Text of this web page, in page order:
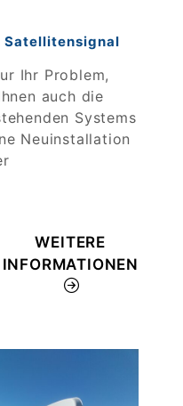
Satellitensignal
Ihr Problem,
auch die
Systems
Neuinstallation
WEITERE
INFORMATIONEN